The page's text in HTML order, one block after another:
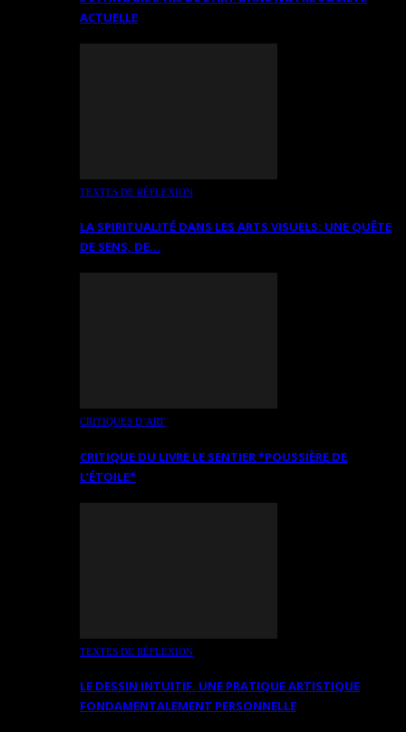
ACTUELLE
TEXTES DE RÉFLEXION
LA SPIRITUALITÉ DANS LES ARTS VISUELS: UNE QUÊTE
DE SENS, DE…
CRITIQUES D’ART
CRITIQUE DU LIVRE LE SENTIER *POUSSIÈRE DE
L’ÉTOILE*
TEXTES DE RÉFLEXION
LE DESSIN INTUITIF. UNE PRATIQUE ARTISTIQUE
FONDAMENTALEMENT PERSONNELLE